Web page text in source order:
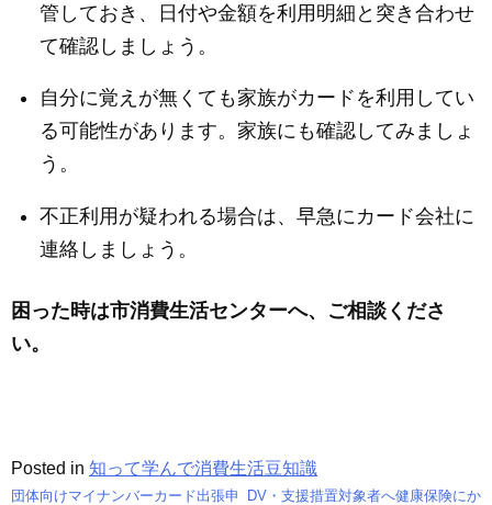
管しておき、日付や金額を利用明細と突き合わせ
て確認しましょう。
自分に覚えが無くても家族がカードを利用してい
る可能性があります。家族にも確認してみましょ
う。
不正利用が疑われる場合は、早急にカード会社に
連絡しましょう。
困った時は市消費生活センターへ、ご相談くださ
い。
Posted in 知って学んで消費生活豆知識
団体向けマイナンバーカード出張申
DV・支援措置対象者へ健康保険にか